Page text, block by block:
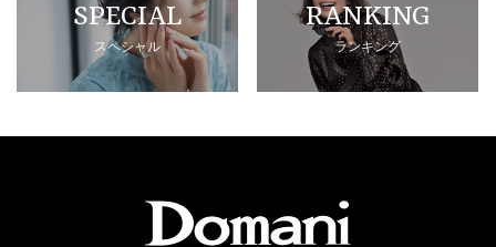
SPECIAL
スペシャル
RANKING
ランキング